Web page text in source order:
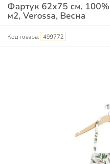
Фартук 62х75 см,
м2, Verossa, Весна
Код товара: 499772